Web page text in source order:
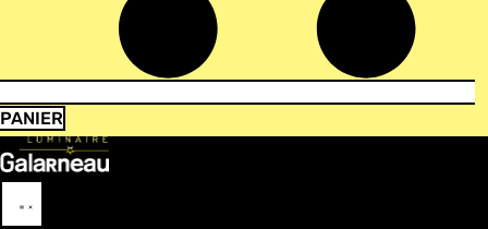
PANIER